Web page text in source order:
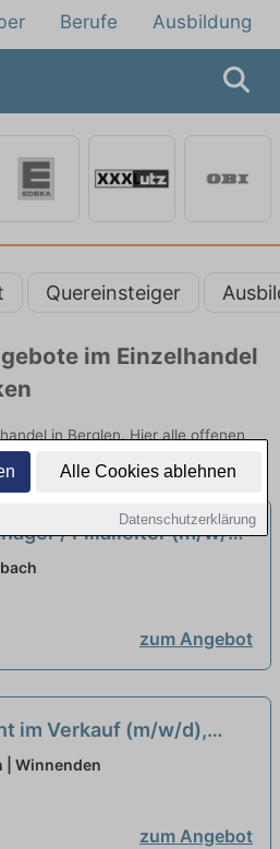
Alle Cookies ablehnen
Datenschutzerklärung
Berufe Ausbildung
Quereinsteiger
im Einzelhandel
in Berglen. Hier alle offenen
und Handel vergleichen.
/ Filialleiter (m/w/d)
zum Angebot
im Verkauf (m/w/d),
neu
| Winnenden
zum Angebot